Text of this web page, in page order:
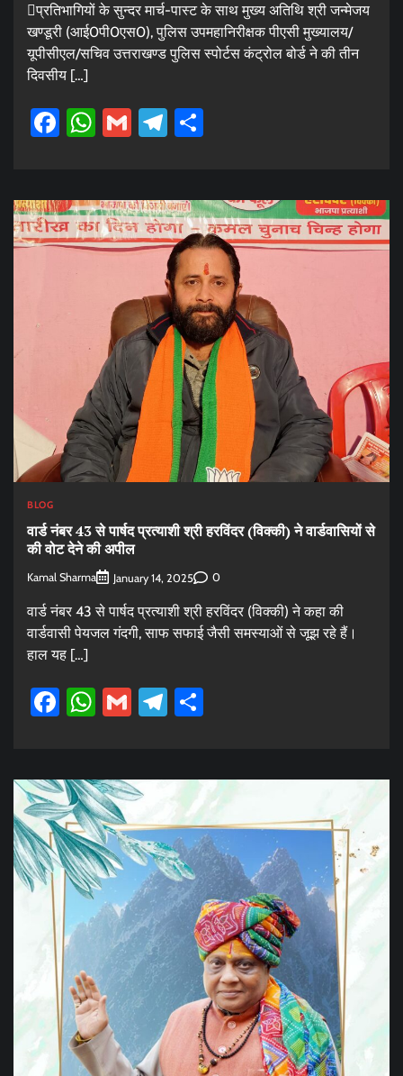
प्रतिभागियों के सुन्दर मार्च-पास्ट के साथ मुख्य अतिथि श्री जन्मेजय
खण्डूरी (आई0पी0एस0), पुलिस उपमहानिरीक्षक पीएसी मुख्यालय/
यूपीसीएल/सचिव उत्तराखण्ड पुलिस स्पोर्टस कंट्रोल बोर्ड ने की तीन
दिवसीय […]
Facebook
WhatsApp
GmailTelegram
BLOG
वार्ड नंबर 43 से पार्षद प्रत्याशी श्री हरविंदर (विक्की) ने वार्डवासियों से
की वोट देने की अपील
Kamal Sharma January 14, 2025 0
वार्ड नंबर 43 से पार्षद प्रत्याशी श्री हरविंदर (विक्की) ने कहा की
वार्डवासी पेयजल गंदगी, साफ सफाई जैसी समस्याओं से जूझ रहे हैं।
हाल यह […]
Facebook
WhatsApp
GmailTelegram